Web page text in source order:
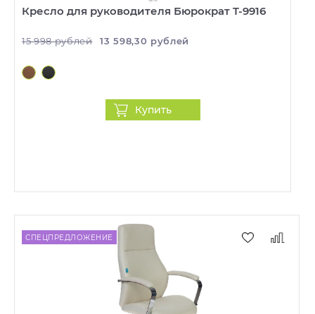
Кресло для руководителя Бюрократ T-9916
15 998 рублей 13 598,30 рублей
Купить
СПЕЦПРЕДЛОЖЕНИЕ